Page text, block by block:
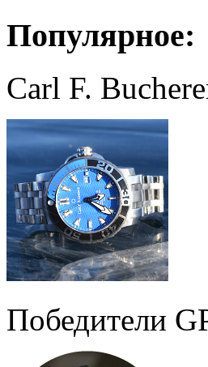
Популярное:
Carl F.
Победители